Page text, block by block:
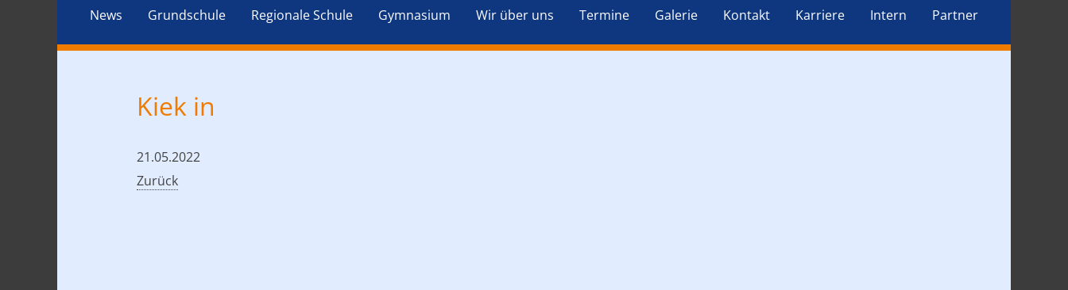
News
Grundschule Regionale Schule Gymnasium Wir über uns Termine Galerie Kontakt Karriere Intern Partner
Kiek in
21.05.2022
Zurück